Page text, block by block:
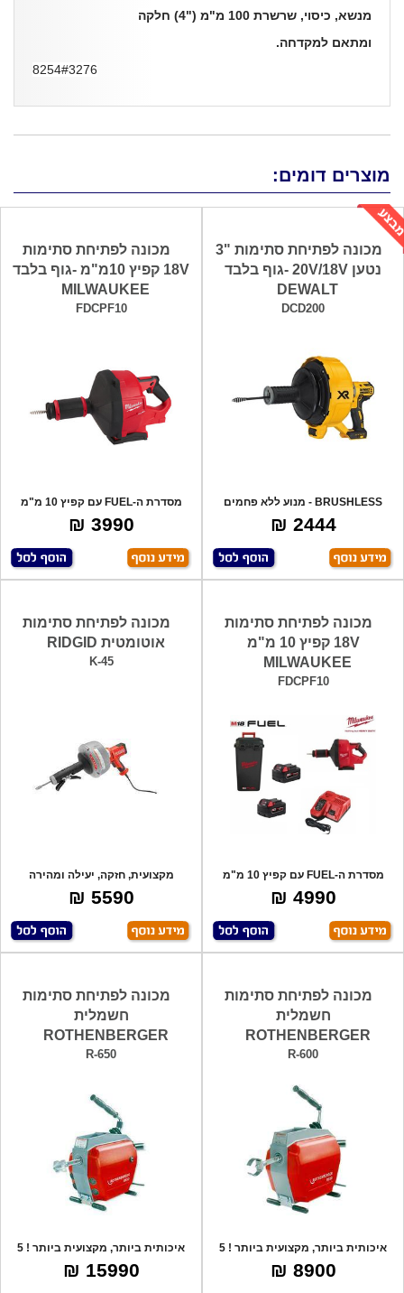
מנשא, כיסוי, שרשרת 100 מ"מ ("4) חלקה
ומתאם למקדחה.
8254#3276
מוצרים דומים:
מכונה לפתיחת סתימות "3
נטען 20V/18V -גוף בלבד
DEWALT
DCD200
BRUSHLESS - מנוע ללא פחמים
לאורך חיים אר
2444 ₪
מכונה לפתיחת סתימות
18V קפיץ 10מ"מ -גוף בלבד
MILWAUKEE
FDCPF10
מסדרת ה-FUEL עם קפיץ 10 מ"מ
באורך של 10.
3990 ₪
מכונה לפתיחת סתימות
18V קפיץ 10 מ"מ
MILWAUKEE
FDCPF10
מסדרת ה-FUEL עם קפיץ 10 מ"מ
באורך של 10.
4990 ₪
מכונה לפתיחת סתימות
אוטומטית RIDGID
K-45
מקצועית, חזקה, יעילה ומהירה
בעבודה ! 55
5590 ₪
מכונה לפתיחת סתימות
חשמלית
ROTHENBERGER
R-600
איכותית ביותר, מקצועית ביותר ! 5
סוגי ר
8900 ₪
מכונה לפתיחת סתימות
חשמלית
ROTHENBERGER
R-650
איכותית ביותר, מקצועית ביותר ! 5
סוגי ר
15990 ₪